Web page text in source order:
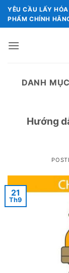
Chuyển
đến
nội
dung
YÊU CẦU LẤY
PHẨM CHÍNH
DANH
Hướng
21
Th9